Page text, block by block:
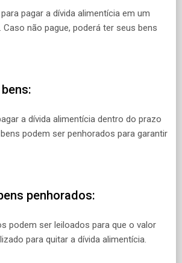
pagar a dívida alimentícia em um
não pague, poderá ter seus bens
a dívida alimentícia dentro do prazo
podem ser penhorados para garantir
penhorados:
podem ser leiloados para que o valor
para quitar a dívida alimentícia.